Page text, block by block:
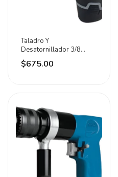
Taladro Y
Desatornillador 3/8
Pulgadas 12 V 1,3 Ah
Maxtool
$675.00